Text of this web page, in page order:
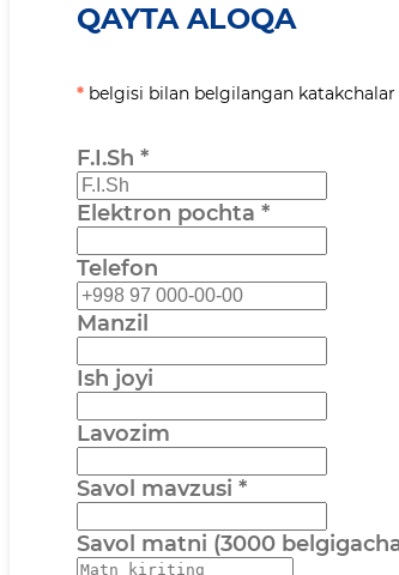
QAYTA ALOQA
* belgisi bilan belgilangan
F.I.Sh *
Elektron pochta *
Telefon
Manzil
Ish joyi
Lavozim
Savol mavzusi *
Savol matni (3000